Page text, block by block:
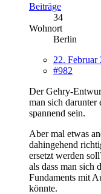
Beiträge
34
Wohnort
Berlin
22. Februar
#982
Der Gehry-
man sich darunter
spannend sein.
Aber mal etwas
dahingehend
ersetzt werden
als dass man sich
Fundaments mit
könnte.